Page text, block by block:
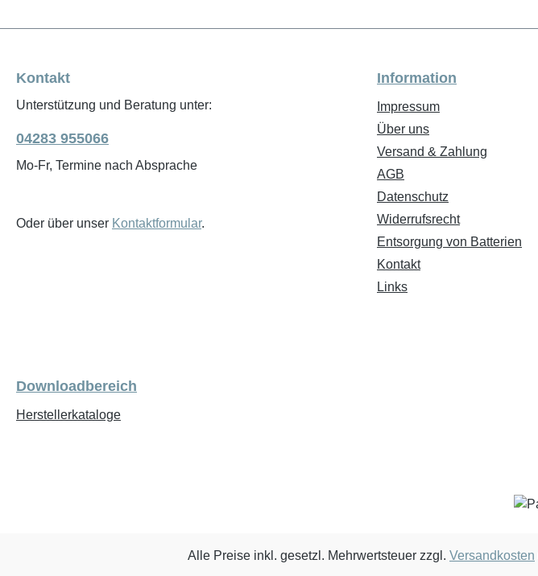
Kontakt
Unterstützung und Beratung unter:
04283 955066
Mo-Fr, Termine nach Absprache
Oder über unser Kontaktformular.
Information
Impressum
Über uns
Versand & Zahlung
AGB
Datenschutz
Widerrufsrecht
Entsorgung von Batterien
Kontakt
Links
Downloadbereich
Herstellerkataloge
Alle Preise inkl. gesetzl. Mehrwertsteuer zzgl. Versandkosten